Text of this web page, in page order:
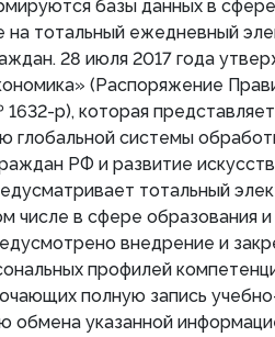
базы данных в
на тотальный ежедневный
28 июля 2017 года
(Распоряжение
р), которая
глобальной системы
РФ и развитие
тотальный
числе в сфере образования
внедрение и
профилей
полную запись
обмена указанной